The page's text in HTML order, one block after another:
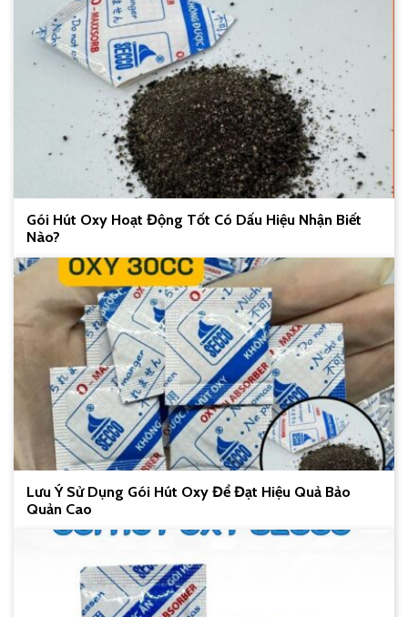
Gói Hút Oxy Hoạt Động Tốt Có Dấu Hiệu Nhận Biết
Nào?
Lưu Ý Sử Dụng Gói Hút Oxy Để Đạt Hiệu Quả Bảo
Quản Cao